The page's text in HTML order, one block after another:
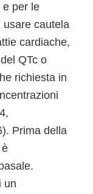
e per le
usare cautela
cardiache,
QTc o
richiesta in
Prima della
un